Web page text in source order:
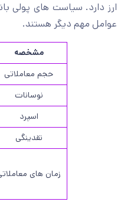
ارز دارد. سیاست های پولی
عوامل مهم دیگر هستند.
مشخصه
حجم معاملاتی
نوسانات
اسپرد
نقدینگی
زمان های